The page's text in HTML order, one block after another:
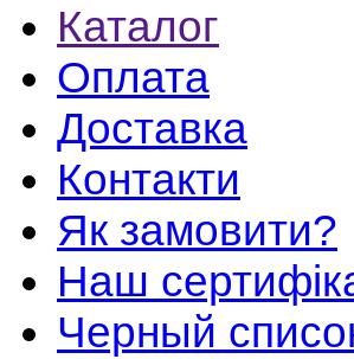
Каталог
Оплата
Доставка
Контакти
Як замовити?
Наш
Черный